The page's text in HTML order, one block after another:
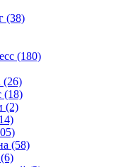
(38)
(180)
(26)
(18)
(2)
(58)
(6)